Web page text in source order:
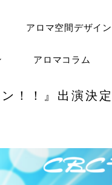
アロマ空間デザイン
アロマコラム
！！』出演決定